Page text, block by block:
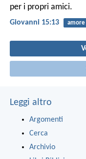
per i propri amici.
Giovanni 15:13 amore
Leggi altro
Argomenti
Cerca
Archivio